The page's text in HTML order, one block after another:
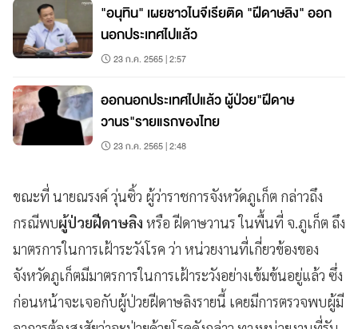
"อนุทิน" เผยชาวไนจีเรียติด "ฝีดาษลิง" ออก
นอกประเทศไปแล้ว
23 ก.ค. 2565 | 2:57
ออกนอกประเทศไปแล้ว ผู้ป่วย"ฝีดาษ
วานร"รายแรกของไทย
23 ก.ค. 2565 | 2:48
ขณะที่ นายณรงค์ วุ่นซิ้ว ผู้ว่าราชการจังหวัดภูเก็ต กล่าวถึง
กรณีพบผู้ป่วยฝีดาษลิง หรือ ฝีดาษวานร ในพื้นที่ จ.ภูเก็ต ถึง
มาตรการในการเฝ้าระวังโรค ว่า หน่วยงานที่เกี่ยวข้องของ
จังหวัดภูเก็ตมีมาตรการในการเฝ้าระวังอย่างเข้มข้นอยู่แล้ว ซึ่ง
ก่อนหน้าจะเจอกับผู้ป่วยฝีดาษลิงรายนี้ เคยมีการตรวจพบผู้มี